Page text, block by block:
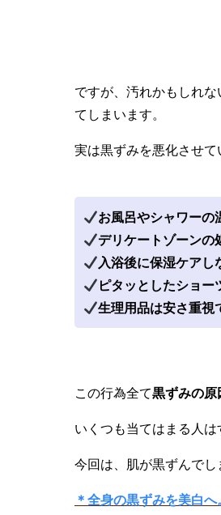
ですが、汚れかもしれ
てしまいます。
実は黒ずみを悪化させて
お風呂やシャワーの
デリケートゾーンの
入浴後に保湿ケアし
ピタッとしたショー
生理用品は安さ重視
この行為全て黒ずみの原
いくつも当てはまる人は
今回は、肌が黒ずんで
＊全身の黒ずみを美白